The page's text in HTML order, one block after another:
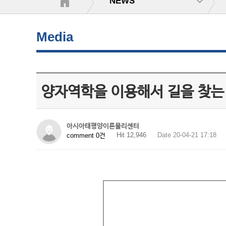
Media
양자역학을 이용해서 길을 찾
아시아태평양이론물리센터
comment 0건
Hit 12,946 Date 20-04-21 17:18